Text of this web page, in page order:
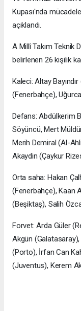
Kupası'nda
açıklandı.
A Millî Takım Teknik
belirlenen 26 kişilik
Kaleci: Altay
(Fenerbahçe),
Defans: Abdülkerim
Söyüncü, Mert
Merih Demiral (Al-
Akaydin (Çaykur
Orta saha: Hakan
(Fenerbahçe), Kaan
(Beşiktaş), Salih
Forvet: Arda Güler
Akgün
(Porto), İrfan Can
(Juventus), Kerem